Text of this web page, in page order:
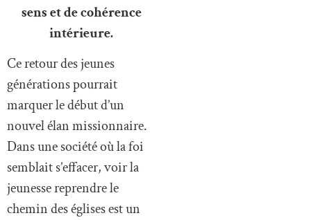
sens et de cohérence
intérieure.
Ce retour des jeunes
générations pourrait
marquer le début d’un
nouvel élan missionnaire.
Dans une société où la foi
semblait s’effacer, voir la
jeunesse reprendre le
chemin des églises est un